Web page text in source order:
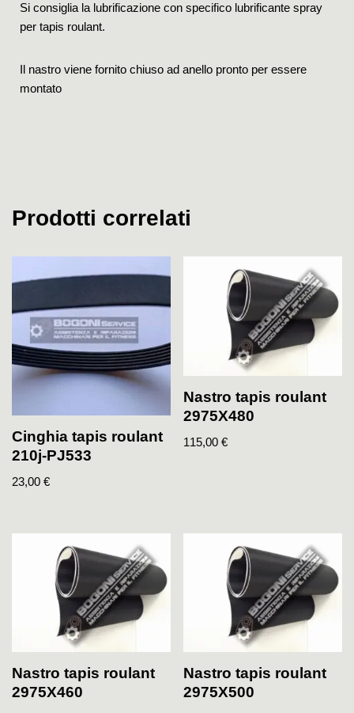
Si consiglia la lubrificazione con specifico lubrificante spray
per tapis roulant.
Il nastro viene fornito chiuso ad anello pronto per essere
montato
Prodotti correlati
Cinghia tapis roulant
210j-PJ533
23,00 €
Nastro tapis roulant
2975X480
115,00€
Nastro tapis roulant
2975X460
Nastro tapis roulant
2975X500